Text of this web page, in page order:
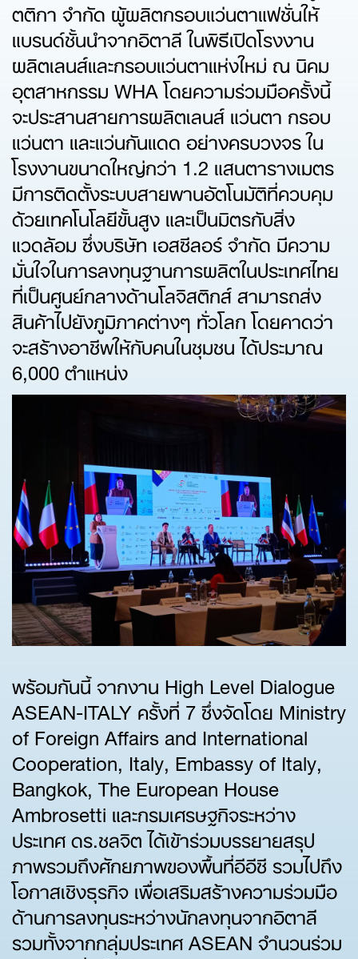
ตติกา จำกัด ผู้ผลิตกรอบแว่นตาแฟชั่นให้
แบรนด์ชั้นนำจากอิตาลี ในพิธีเปิดโรงงาน
ผลิตเลนส์และกรอบแว่นตาแห่งใหม่ ณ นิคม
อุตสาหกรรม WHA โดยความร่วมมือครั้งนี้
จะประสานสายการผลิตเลนส์ แว่นตา กรอบ
แว่นตา และแว่นกันแดด อย่างครบวงจร ใน
โรงงานขนาดใหญ่กว่า 1.2 แสนตารางเมตร
มีการติดตั้งระบบสายพานอัตโนมัติที่ควบคุม
ด้วยเทคโนโลยีขั้นสูง และเป็นมิตรกับสิ่ง
แวดล้อม ซึ่งบริษัท เอสซีลอร์ จำกัด มีความ
มั่นใจในการลงทุนฐานการผลิตในประเทศไทย
ที่เป็นศูนย์กลางด้านโลจิสติกส์ สามารถส่ง
สินค้าไปยังภูมิภาคต่างๆ ทั่วโลก โดยคาดว่า
จะสร้างอาชีพให้กับคนในชุมชน ได้ประมาณ
6,000 ตำแหน่ง
พร้อมกันนี้ จากงาน High Level Dialogue
ASEAN-ITALY ครั้งที่ 7 ซึ่งจัดโดย Ministry
of Foreign Affairs and International
Cooperation, Italy, Embassy of Italy,
Bangkok, The European House
Ambrosetti และกรมเศรษฐกิจระหว่าง
ประเทศ ดร.ชลจิต ได้เข้าร่วมบรรยายสรุป
ภาพรวมถึงศักยภาพของพื้นที่อีอีซี รวมไปถึง
โอกาสเชิงธุรกิจ เพื่อเสริมสร้างความร่วมมือ
ด้านการลงทุนระหว่างนักลงทุนจากอิตาลี
รวมทั้งจากกลุ่มประเทศ ASEAN จำนวนร่วม